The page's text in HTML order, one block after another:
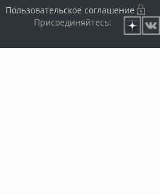
Пользовательское соглашение
Присоединяйтесь: